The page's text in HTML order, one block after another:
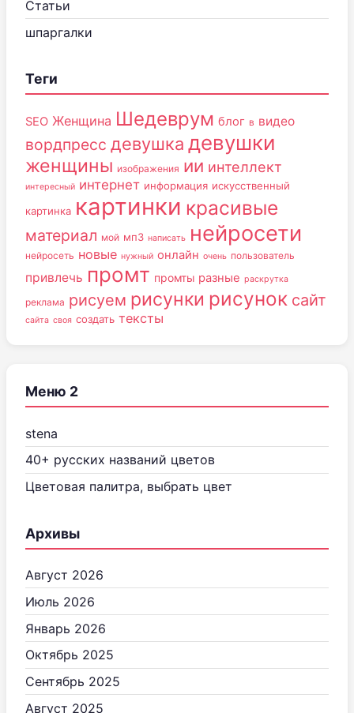
Статьи
шпаргалки
Теги
SEO Женщина Шедеврум блог в видео
вордпресс девушка девушки
женщины изображения ии интеллект
интересный интернет информация искусственный
картинка картинки красивые
материал мой мп3 написать нейросети
нейросеть новые нужный онлайн очень пользователь
привлечь промт промты разные раскрутка
реклама рисуем рисунки рисунок сайт
сайта своя создать тексты
Меню 2
stena
40+ русских названий цветов
Цветовая палитра, выбрать цвет
Архивы
Август 2026
Июль 2026
Январь 2026
Октябрь 2025
Сентябрь 2025
Август 2025